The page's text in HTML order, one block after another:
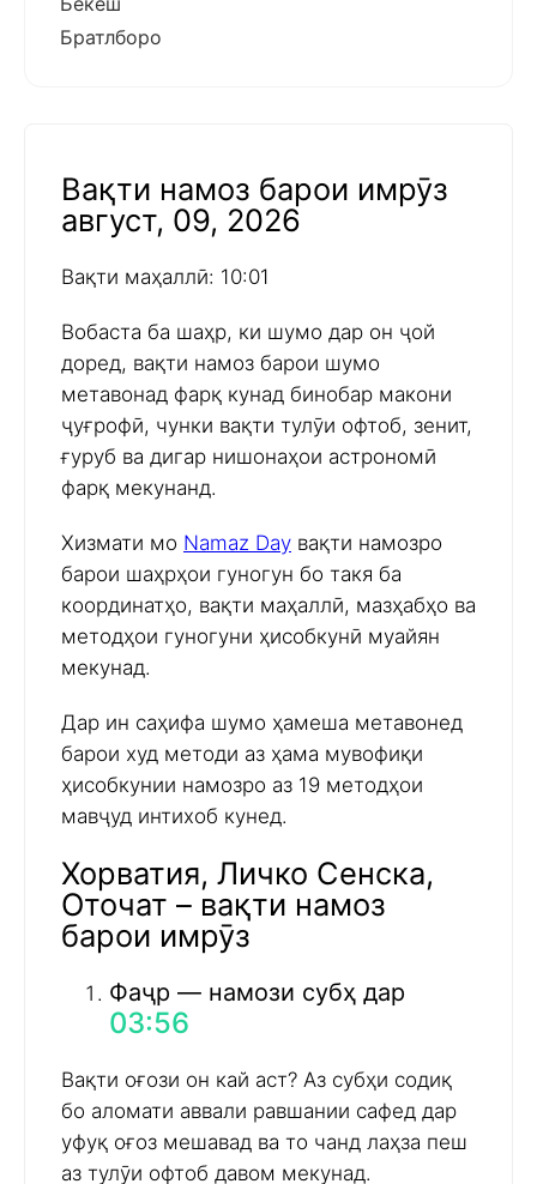
Братлборо
Вақти намоз барои имрӯз
август, 09, 2026
Вақти маҳаллӣ: 10:01
Вобаста ба шаҳр, ки шумо дар он ҷой
доред, вақти намоз барои шумо
метавонад фарқ кунад бинобар макони
ҷуғрофӣ, чунки вақти тулӯи офтоб, зенит,
ғуруб ва дигар нишонаҳои астрономӣ
фарқ мекунанд.
Хизмати мо Namaz Day вақти намозро
барои шаҳрҳои гуногун бо такя ба
координатҳо, вақти маҳаллӣ, мазҳабҳо ва
методҳои гуногуни ҳисобкунӣ муайян
мекунад.
Дар ин саҳифа шумо ҳамеша метавонед
барои худ методи аз ҳама мувофиқи
ҳисобкунии намозро аз 19 методҳои
мавҷуд интихоб кунед.
Хорватия, Личко Сенска,
Оточат – вақти намоз
барои имрӯз
Фаҷр — намози субҳ дар
03:56
Вақти оғози он кай аст? Аз субҳи содиқ
бо аломати аввали равшании сафед дар
уфуқ оғоз мешавад ва то чанд лаҳза пеш
аз тулӯи офтоб давом мекунад.